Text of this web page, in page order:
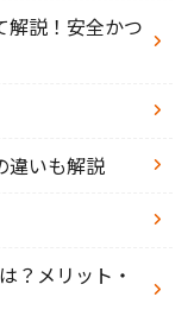
解説！安全かつ
違いも解説
？メリット・